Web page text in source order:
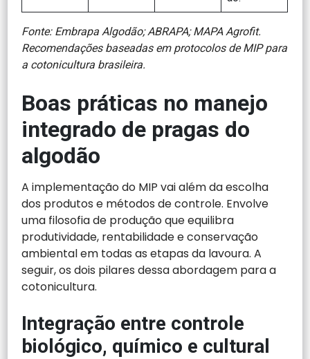
Fonte: Embrapa Algodão; ABRAPA; MAPA Agrofit.
Recomendações baseadas em protocolos de MIP para
a cotonicultura brasileira.
Boas práticas no manejo
integrado de pragas do
algodão
A implementação do MIP vai além da escolha
dos produtos e métodos de controle. Envolve
uma filosofia de produção que equilibra
produtividade, rentabilidade e conservação
ambiental em todas as etapas da lavoura. A
seguir, os dois pilares dessa abordagem para a
cotonicultura.
Integração entre controle
biológico, químico e cultural